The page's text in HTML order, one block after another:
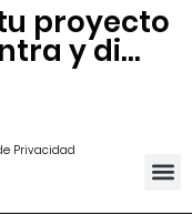
proyecto
y di...
de Privacidad